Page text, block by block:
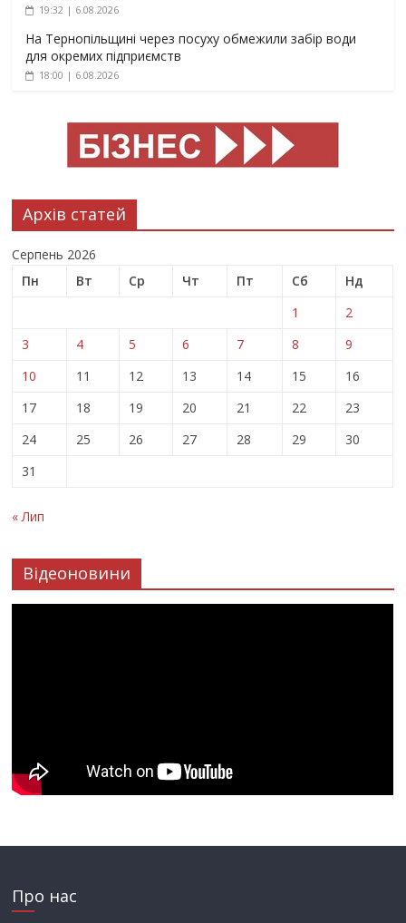
19:32 | 6.08.2026
На Тернопільщині через посуху обмежили забір води
для окремих підприємств
18:00 | 6.08.2026
Архів статей
Серпень 2026
Пн
Вт Ср Чт Пт Сб
Нд
1
2
3
4 5 6 7 8
9
10
11 12 13 14 15
16
17
18 19 20 21 22
23
24
25 26 27 28 29
30
31
« Лип
Відеоновини
Про нас